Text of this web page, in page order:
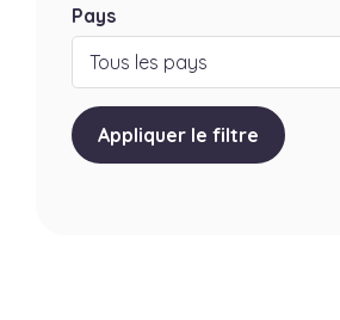
Pays
Appliquer le filtre